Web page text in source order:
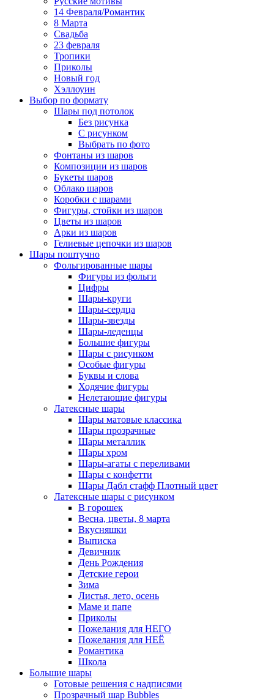
14 Февраля/Романтик
8 Марта
Свадьба
23 февраля
Тропики
Приколы
Новый год
Хэллоуин
Выбор по формату
Шары под потолок
Без рисунка
С рисунком
Выбрать по фото
Фонтаны из шаров
Композиции из шаров
Букеты шаров
Облако шаров
Коробки с шарами
Фигуры, стойки из шаров
Цветы из шаров
Арки из шаров
Гелиевые цепочки из шаров
Шары поштучно
Фольгированные шары
Фигуры из фольги
Цифры
Шары-круги
Шары-сердца
Шары-звезды
Шары-леденцы
Большие фигуры
Шары с рисунком
Особые фигуры
Буквы и слова
Ходячие фигуры
Нелетающие фигуры
Латексные шары
Шары матовые классика
Шары прозрачные
Шары металлик
Шары хром
Шары-агаты с переливами
Шары с конфетти
Шары Дабл стафф Плотный цвет
Латексные шары с рисунком
В горошек
Весна, цветы, 8 марта
Вкусняшки
Выписка
Девичник
День Рождения
Детские герои
Зима
Листья, лето, осень
Маме и папе
Приколы
Пожелания для НЕГО
Пожелания для НЕЁ
Романтика
Школа
Большие шары
Готовые решения с надписями
Прозрачный шар Bubbles